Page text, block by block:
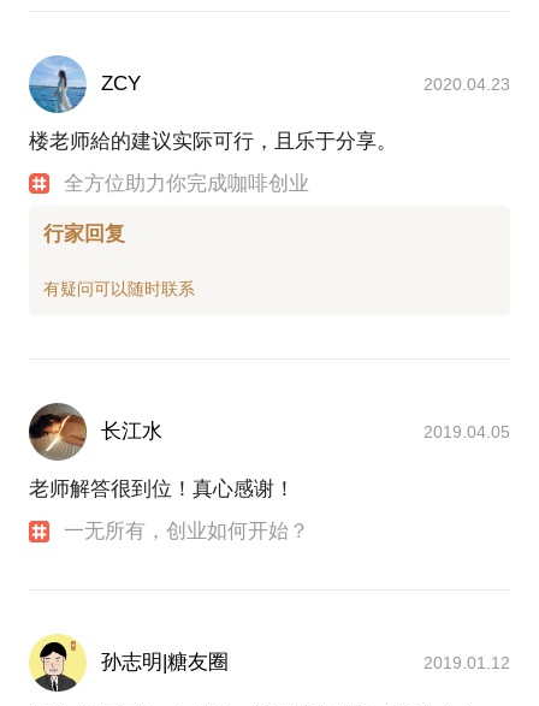
ZCY 2020.04.23
楼老师給的建议实际可行，且乐于分享。
全方位助力你完成咖啡创业
行家回复
长江水 2019.04.05
老师解答很到位！真心感谢！
一无所有，创业如何开始？
孙志明|糖友圈 2019.01.12